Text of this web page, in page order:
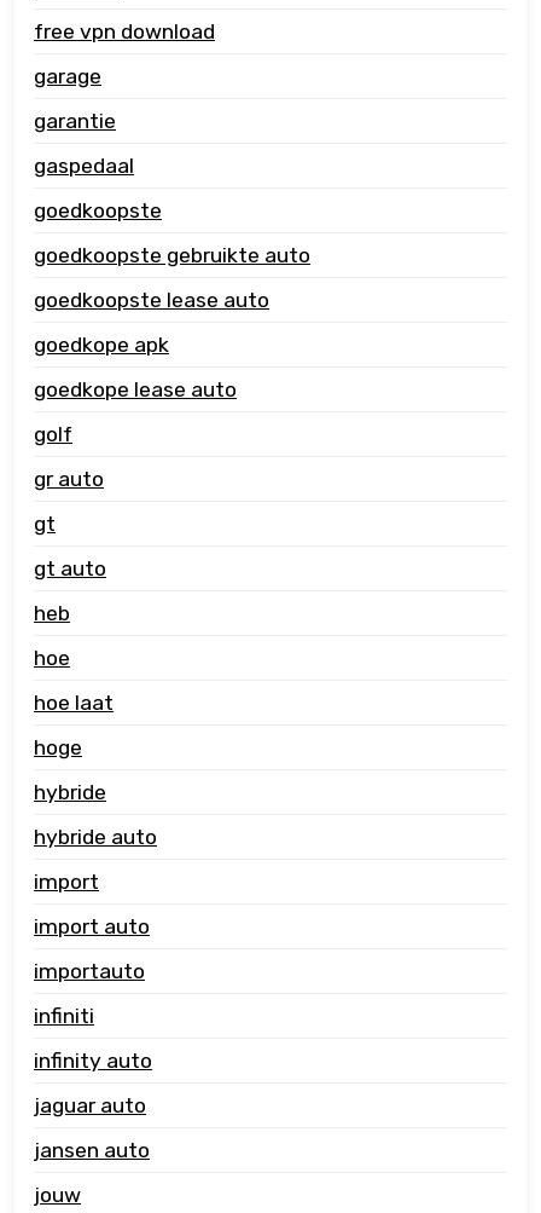
free vpn download
garage
garantie
gaspedaal
goedkoopste
goedkoopste gebruikte auto
goedkoopste lease auto
goedkope apk
goedkope lease auto
golf
gr auto
gt
gt auto
heb
hoe
hoe laat
hoge
hybride
hybride auto
import
import auto
importauto
infiniti
infinity auto
jaguar auto
jansen auto
jouw